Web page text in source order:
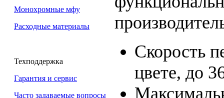
Монохромные мфу
Расходные материалы
Техподдержка
Гарантия и сервис
Часто задаваемые вопросы
Скорость
цвете, до